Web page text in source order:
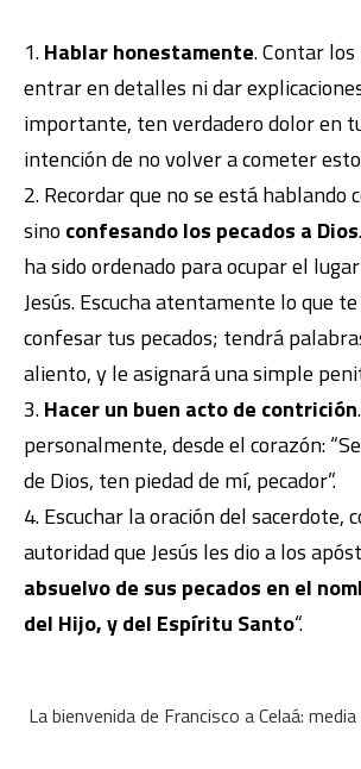
Hablar honestamente. Contar
entrar en detalles ni dar
importante, ten verdadero dolor en
intención de no volver a cometer
Recordar que no se está hablando
sino confesando los pecados a Dios
ha sido ordenado para ocupar el
Jesús. Escucha atentamente lo que
confesar tus pecados; tendrá
aliento, y le asignará una simple
Hacer un buen acto de contrición
personalmente, desde el corazón:
de Dios, ten piedad de mí, pecador”.
Escuchar la oración del sacerdote,
autoridad que Jesús les dio a los
absuelvo de sus pecados en el
del Hijo, y del Espíritu Santo“.
La bienvenida de Francisco a Celaá: